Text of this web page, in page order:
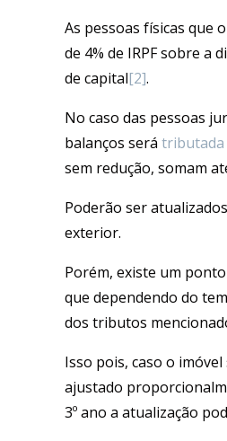
As pessoas físicas que
de 4% de IRPF sobre a
de capital[2].
No caso das pessoas
balanços será tributada
sem redução, somam
Poderão ser
exterior.
Porém, existe um
que dependendo do
dos tributos
Isso pois, caso o
ajustado
3º ano a atualização